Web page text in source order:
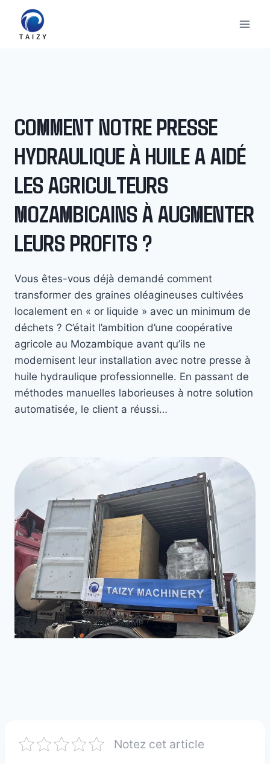
contenu
COMMENT NOTRE PRESSE
HYDRAULIQUE À HUILE A AIDÉ
LES AGRICULTEURS
MOZAMBICAINS À AUGMENTER
LEURS PROFITS ?
Vous êtes-vous déjà demandé comment
transformer des graines oléagineuses cultivées
localement en « or liquide » avec un minimum de
déchets ? C’était l’ambition d’une coopérative
agricole au Mozambique avant qu’ils ne
modernisent leur installation avec notre presse à
huile hydraulique professionnelle. En passant de
méthodes manuelles laborieuses à notre solution
automatisée, le client a réussi…
Notez cet article